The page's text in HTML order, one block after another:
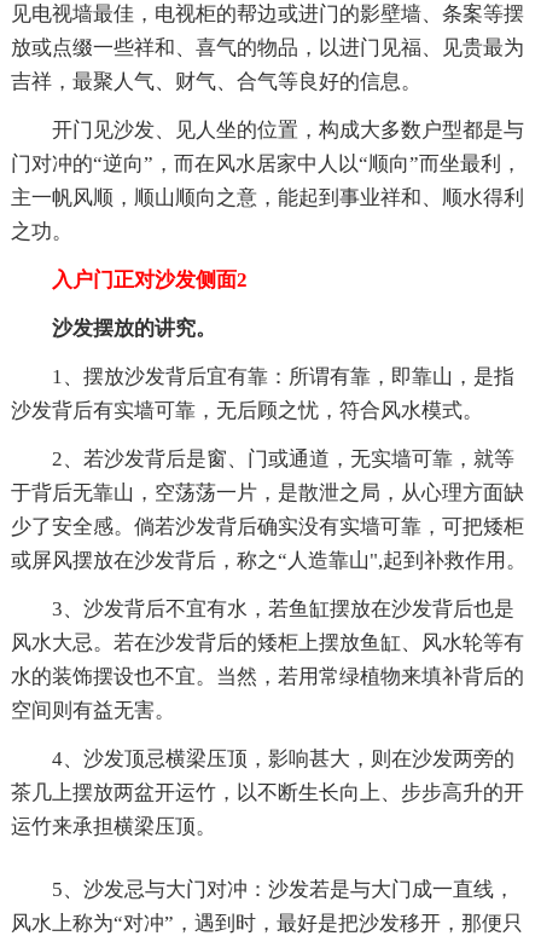
见电视墙最佳，电视柜的帮边或进门的影壁墙、条案等摆
放或点缀一些祥和、喜气的物品，以进门见福、见贵最为
吉祥，最聚人气、财气、合气等良好的信息。
开门见沙发、见人坐的位置，构成大多数户型都是与
门对冲的“逆向”，而在风水居家中人以“顺向”而坐最利，
主一帆风顺，顺山顺向之意，能起到事业祥和、顺水得利
之功。
入户门正对沙发侧面2
沙发摆放的讲究。
1、摆放沙发背后宜有靠：所谓有靠，即靠山，是指
沙发背后有实墙可靠，无后顾之忧，符合风水模式。
2、若沙发背后是窗、门或通道，无实墙可靠，就等
于背后无靠山，空荡荡一片，是散泄之局，从心理方面缺
少了安全感。倘若沙发背后确实没有实墙可靠，可把矮柜
或屏风摆放在沙发背后，称之“人造靠山",起到补救作用。
3、沙发背后不宜有水，若鱼缸摆放在沙发背后也是
风水大忌。若在沙发背后的矮柜上摆放鱼缸、风水轮等有
水的装饰摆设也不宜。当然，若用常绿植物来填补背后的
空间则有益无害。
4、沙发顶忌横梁压顶，影响甚大，则在沙发两旁的
茶几上摆放两盆开运竹，以不断生长向上、步步高升的开
运竹来承担横梁压顶。
5、沙发忌与大门对冲：沙发若是与大门成一直线，
风水上称为“对冲”，遇到时，最好是把沙发移开，那便只